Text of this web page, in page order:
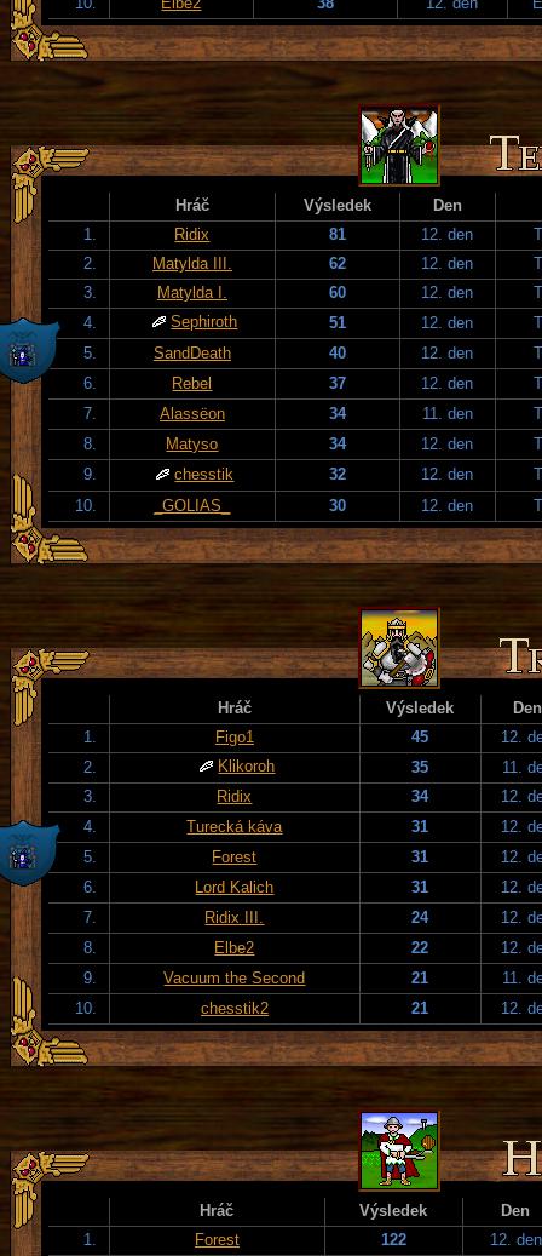
Hráč Výsledek
Den
1.
Ridix 81 12. den
2.
Matylda III. 62 12. den
3.
Matylda I. 60 12. den
4.
Sephiroth 51 12. den
5.
SandDeath 40 12. den
6.
Rebel 37 12. den
7.
Alassëon 34 11. den
8.
Matyso 34 12. den
9.
chesstik 32 12. den
10.
_GOLIAS_ 30 12. den
Hráč Výsledek
Den
1.
Figo1 45
12.
2.
Klikoroh 35
11.
3.
Ridix 34
12.
4.
Turecká káva 31
12.
5.
Forest 31
12.
6.
Lord Kalich 31
12.
7.
Ridix III. 24
12.
8.
Elbe2 22
12.
9.
Vacuum the Second 21
11.
10.
chesstik2 21 12.
Hráč Výsledek
Den
1.
Forest 122
12. den